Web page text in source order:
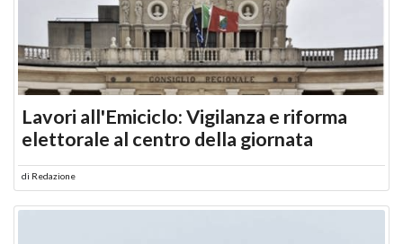
Lavori all'Emiciclo: Vigilanza e riforma
elettorale al centro della giornata
di Redazione